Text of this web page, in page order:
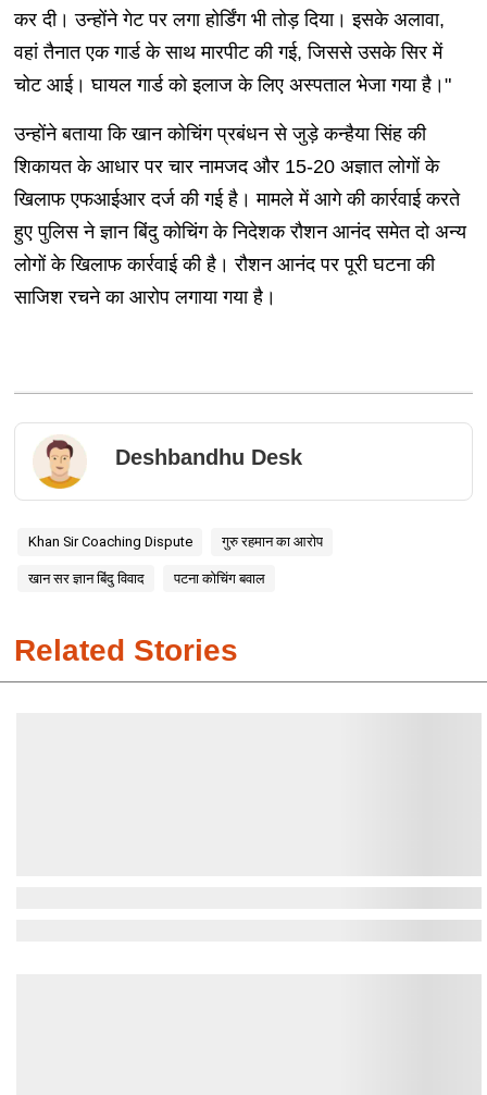
कर दी। उन्होंने गेट पर लगा होर्डिंग भी तोड़ दिया। इसके अलावा,
वहां तैनात एक गार्ड के साथ मारपीट की गई, जिससे उसके सिर में
चोट आई। घायल गार्ड को इलाज के लिए अस्पताल भेजा गया है।"
उन्होंने बताया कि खान कोचिंग प्रबंधन से जुड़े कन्हैया सिंह की
शिकायत के आधार पर चार नामजद और 15-20 अज्ञात लोगों के
खिलाफ एफआईआर दर्ज की गई है। मामले में आगे की कार्रवाई करते
हुए पुलिस ने ज्ञान बिंदु कोचिंग के निदेशक रौशन आनंद समेत दो अन्य
लोगों के खिलाफ कार्रवाई की है। रौशन आनंद पर पूरी घटना की
साजिश रचने का आरोप लगाया गया है।
Deshbandhu Desk
Khan Sir Coaching Dispute गुरु रहमान का आरोप
खान सर ज्ञान बिंदु विवाद पटना कोचिंग बवाल
Related Stories